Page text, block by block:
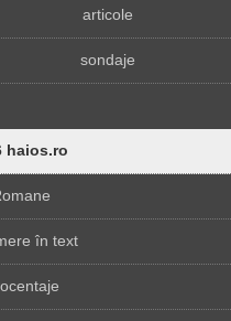
articole
sondaje
haios.ro
în text